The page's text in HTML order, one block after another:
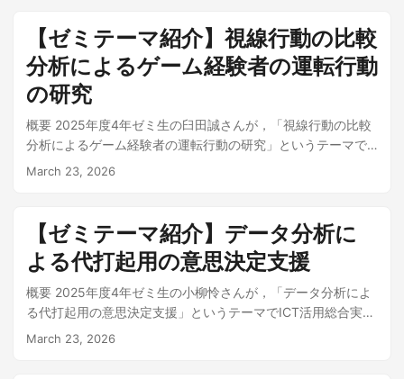
ていただき，今後の研究に直結する貴重なコメントを数多く
いただきました． 音楽構造理論（GTTM）との接続：歌詞の
係り受け構造と音楽の構造ツリーを比較する研究との関連づ
けが示唆されました． J-POP・通時的な比較：宇多田ヒカル
「Automatic」など，J-POPにも類似の現象があり，年代・作
家による様式変遷として比較できるのではないか，という指
摘をいただきました． 言語ごとの特徴（韓・日・英）との結
びつけ：韓国語・日本語・英語では，語の組み立て方や音節
の構造が異なります．こうした言語による違いが，分断の起
した． 分断の「長さ」への着目：無音の長さや，サビなど発
生位置との関係を見るとよい，というコメントをいただきま
した（既存データで分析に着手済みです）． いただいたコメ
かしていきます． おわりに 学生のゼミ研究が，卒業後も学会
発表という形で社会に発信され，研究者コミュニティから新
たな知見を得て次の展開につながっていく——その手応えを
Colabレッスン（全7回） 以下のレッスンノートブックを
Colabで直接開いて学習できます． レッスン 内容 Lesson 01
基礎とサイン波・サンプリング Lesson 02 エンベロープと
ADSR Lesson 03 周波数分析（FFT） Lesson 04 フィルター
と音色デザイン Lesson 05 オーディオエフェクト Lesson 06
MIDIとシーケンサー Lesson 07 最終プロジェクト 各レッスン
Colabで開くことができます． ...
ージの壁 佐渡島は金山遺構やジオパークなどの屋外観光資源
が豊富ですが，冬季は強風によるフェリー欠航のイメージか
ら観光客が激減します．実際には大型カーフェリーの就航率
は比較的高いものの，「現地の天候イメージが悪いために敬
ルコースは静的な情報に基づいているため，「日没後に景勝
地に到着してしまった」「閉館時間に間に合わなかった」と
いったリスクに対応できていません． アプローチ：場所・時
観光スポットの評価値を以下の3つの要素で動的に変動させま
す． 静的スコア（Static Value） — Google Mapsのレビュー
評価など，場所そのものの魅力を表す不変の指標 動的スコア
（Dynamic Value） — 到着時刻の気象データ（降雨・降雪・
強風）に基づくリアルタイムの減点．例えば降雨2mm/h以上
Value） — 「今」ではなく「この後」に残された時間で得ら
力で理解することは大きなハードルです．生成AIに聞けば答
えはすぐに得られますが，それでは自律的な問題解決能力が
育ちません．木原さんは， AIが答えを教えるのではなく，学
習者自身の思考を促しながら段階的に問題解決へと導く 「AI
ペアプログラミング」という指導スタイルを採用した学習支
援プラットフォーム「アイラ」を開発しました． なお，本作
品は にいがたデジコングランプリ2025 テクノロジー部門 に
入選しています（受賞報告記事）．入選作品の紹介動画は
り，エラーメッセージを貼り付けるだけで修正コードが返っ
てくる時代になりました．しかし，AIに依存しすぎることで
自律的な問題解決能力の習得が妨げられる懸念があります．
たとえAIの出力が正しくても，学習者がその内容を理解しな
ければ意味がなく，またAIが生成したコードに潜むバグを発
ラミング 「アイラ」の最大の特徴は，AIが学習者と並走する
【ゼミテーマ紹介】視線行動の比較
分析によるゲーム経験者の運転行動
の研究
概要 2025年度4年ゼミ生の臼田誠さんが，「視線行動の比較
分析によるゲーム経験者の運転行動の研究」というテーマで
ICT活用総合実習に取り組みました． 自動運転技術が進む一
分やリスク認識を直接反映する重要な指標ですが，近年普及
しているドライビングゲームの経験が実車運転時の視線行動
にどのような影響を及ぼすのかは，十分に検討されていませ
ん．臼田さんは，アイトラッカーを用いて 実車運転とドライ
ビングシミュレータ（Assetto Corsa）の同一コースにおける
視線データを取得 し，危険区間単位での比較分析を通じて，
ゲーム経験が視線戦略に与える影響を定量的に明らかにしま
March 23, 2026
【ゼミテーマ紹介】データ分析に
よる代打起用の意思決定支援
概要 2025年度4年ゼミ生の小柳怜さんが，「データ分析によ
る代打起用の意思決定支援」というテーマでICT活用総合実習
に取り組みました． 現代の野球ではデータ分析が戦略の核と
March 23, 2026